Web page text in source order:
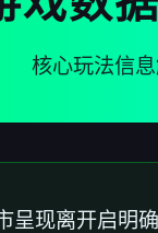
核心玩法信
现离开启明